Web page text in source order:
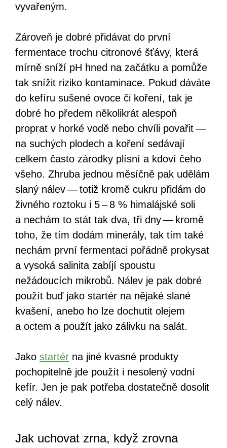
vyvařeným.
Zároveň je dobré přidávat do první
fermentace trochu citronové šťávy, která
mírně sníží pH hned na začátku a pomůže
tak snížit riziko kontaminace. Pokud dáváte
do kefíru sušené ovoce či koření, tak je
dobré ho předem několikrát alespoň
proprat v horké vodě nebo chvíli povařit —
na suchých plodech a koření sedávají
celkem často zárodky plísní a kdoví čeho
všeho. Zhruba jednou měsíčně pak udělám
slaný nálev — totiž kromě cukru přidám do
živného roztoku i 5 – 8 % himalájské soli
a nechám to stát tak dva, tři dny — kromě
toho, že tím dodám minerály, tak tím také
nechám první fermentaci pořádně prokysat
a vysoká salinita zabíjí spoustu
nežádoucích mikrobů. Nálev je pak dobré
použít buď jako startér na nějaké slané
kvašení, anebo ho lze dochutit olejem
a octem a použít jako zálivku na salát.
Jako startér na jiné kvasné produkty
pochopitelně jde použít i nesolený vodní
kefír. Jen je pak potřeba dostatečně dosolit
celý nálev.
Jak uchovat zrna, když zrovna